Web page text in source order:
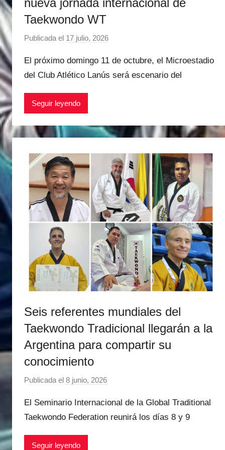
nueva jornada internacional de
Taekwondo WT
Publicada el 17 julio, 2026
r
M
a
M
a
r
t
i
n
e
z
El próximo domingo 11 de octubre, el Microestadio
del Club Atlético Lanús será escenario del
Seguir leyendo
Seis referentes mundiales del
Taekwondo Tradicional llegarán a la
Argentina para compartir su
conocimiento
Publicada el 8 junio, 2026
r
M
El Seminario Internacional de la Global Traditional
Taekwondo Federation reunirá los días 8 y 9
Seguir leyendo